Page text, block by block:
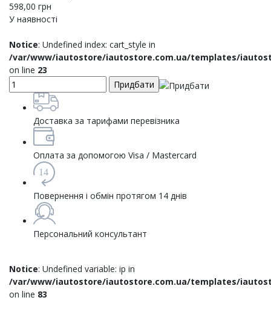
598,00 грн
У наявності
Notice: Undefined index: cart_style in
/var/www/iautostore/iautostore.com.ua/templates/
on line 23
Доставка за тарифами перевізника
Оплата за допомогою Visa / Mastercard
14
Повернення і обмін протягом 14 днів
Персональний консультант
Notice: Undefined variable: ip in
/var/www/iautostore/iautostore.com.ua/templates/
on line 83